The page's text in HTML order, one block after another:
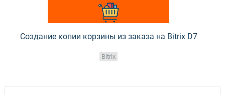
Создание копии корзины из заказа на Bitrix D7
Bitrix